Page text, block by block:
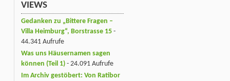
VIEWS
Gedanken zu „Bittere Fragen –
Villa Heimburg“, Borstrasse 15 -
44.341 Aufrufe
Was uns Häusernamen sagen
können (Teil 1) - 24.091 Aufrufe
Im Archiv gestöbert: Von Ratibor